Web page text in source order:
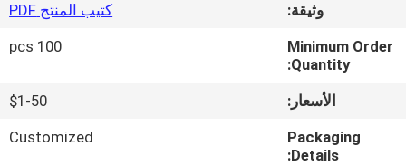
مراقبة
الجودة
وثيقة:
كتيب المنتج PDF
Minimum Order
Quantity:
100 pcs
الأسعار:
$1-50
Packaging
Details:
Customized